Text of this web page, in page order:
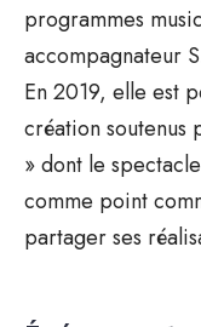
programmes
accompagnateur
En 2019, elle est
création soutenus
» dont le
comme point
partager ses